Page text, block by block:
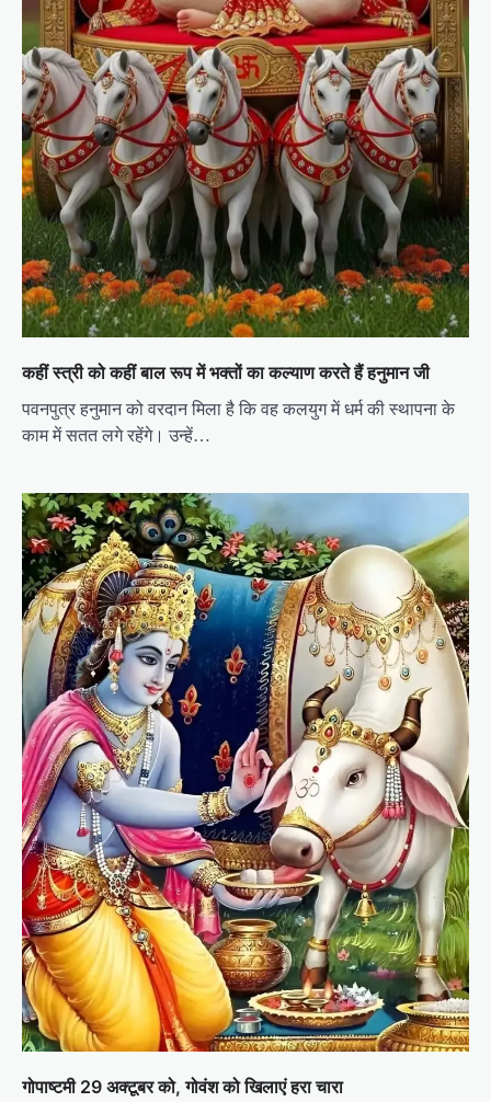
कहीं स्त्री को कहीं बाल रूप में भक्तों का कल्याण करते हैं हनुमान जी
पवनपुत्र हनुमान को वरदान मिला है कि वह कलयुग में धर्म की स्थापना के
काम में सतत लगे रहेंगे। उन्हें…
गोपाष्टमी 29 अक्टूबर को, गोवंश को खिलाएं हरा चारा